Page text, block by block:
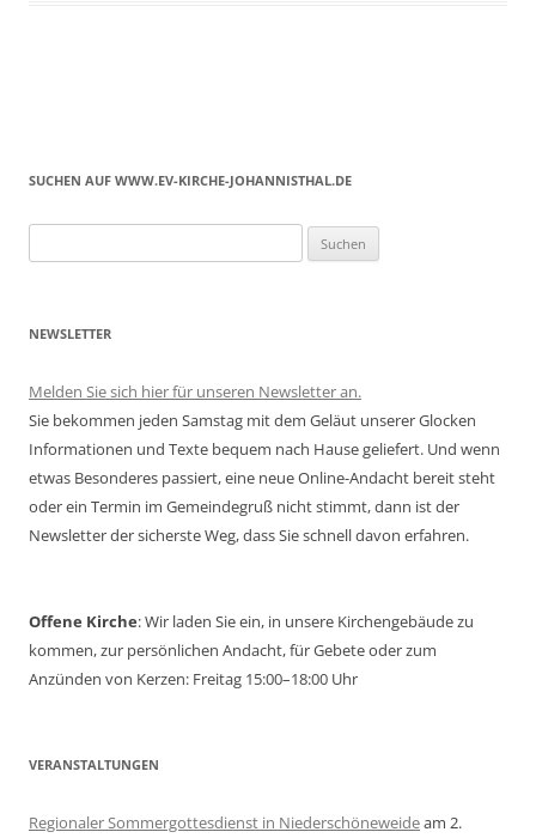
SUCHEN AUF WWW.EV-KIRCHE-JOHANNISTHAL.DE
nach:
NEWSLETTER
Melden Sie sich hier für unseren Newsletter an.
Sie bekommen jeden Samstag mit dem Geläut unserer Glocken
Informationen und Texte bequem nach Hause geliefert. Und wenn
etwas Besonderes passiert, eine neue Online-Andacht bereit steht
oder ein Termin im Gemeindegruß nicht stimmt, dann ist der
Newsletter der sicherste Weg, dass Sie schnell davon erfahren.
Offene Kirche: Wir laden Sie ein, in unsere Kirchengebäude zu
kommen, zur persönlichen Andacht, für Gebete oder zum
Anzünden von Kerzen: Freitag 15:00–18:00 Uhr
VERANSTALTUNGEN
Regionaler Sommergottesdienst in Niederschöneweideam 2.